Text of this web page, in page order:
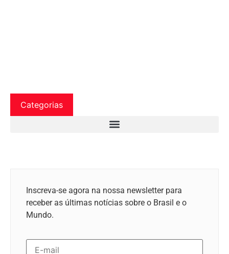
Categorias
Inscreva-se agora na nossa newsletter para
receber as últimas notícias sobre o Brasil e o
Mundo.